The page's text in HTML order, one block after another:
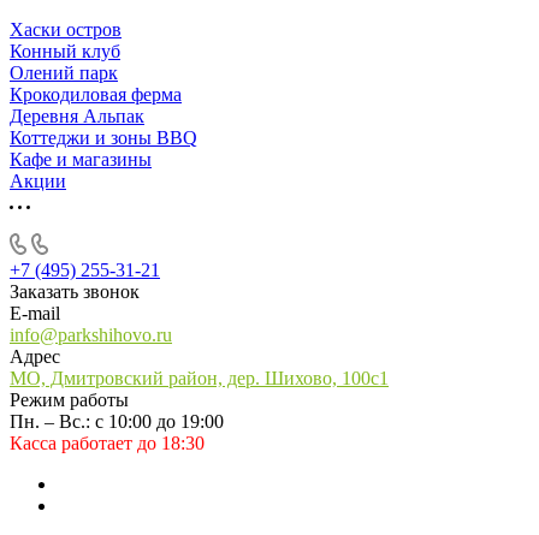
Хаски остров
Конный клуб
Олений парк
Крокодиловая ферма
Деревня Альпак
Коттеджи и зоны BBQ
Кафе и магазины
Акции
+7 (495) 255-31-21
Заказать звонок
E-mail
info@parkshihovo.ru
Адрес
МО, Дмитровский район, дер. Шихово, 100с1
Режим работы
Пн. – Вс.: с 10:00 до 19:00
Касса работает до 18:30